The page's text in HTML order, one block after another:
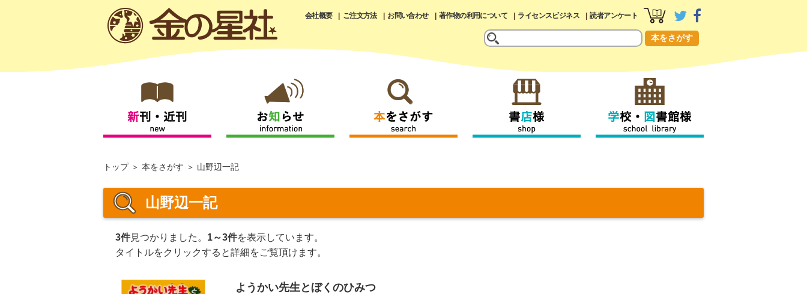
会社概要 ご注文方法 お問い合わせ 著作物の利用について ライセンスビジネス 読者アンケート
本をさがす
トップ 本をさがす 山野辺一記
山野辺一記
3件見つかりました。 1～3件を表示しています。
タイトルをクリックすると詳細をご覧頂けます。
ようかい先生とぼくのひみつ